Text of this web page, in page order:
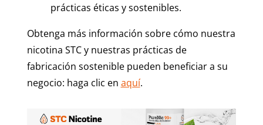
prácticas éticas y sostenibles.
Obtenga más información sobre cómo nuestra
nicotina STC y nuestras prácticas de
fabricación sostenible pueden beneficiar a su
negocio: haga clic en aquí.